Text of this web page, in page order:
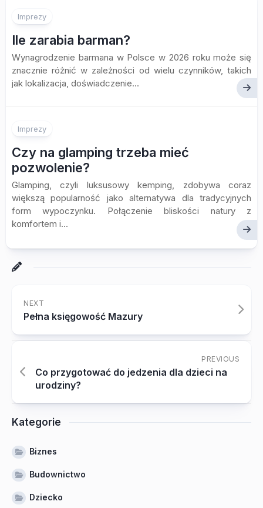
Imprezy
Ile zarabia barman?
Wynagrodzenie barmana w Polsce w 2026 roku może się
znacznie różnić w zależności od wielu czynników, takich
jak lokalizacja, doświadczenie...
Imprezy
Czy na glamping trzeba mieć
pozwolenie?
Glamping, czyli luksusowy kemping, zdobywa coraz
większą popularność jako alternatywa dla tradycyjnych
form wypoczynku. Połączenie bliskości natury z
komfortem i...
NEXT
Pełna księgowość Mazury
PREVIOUS
Co przygotować do jedzenia dla dzieci na
urodziny?
Kategorie
Biznes
Budownictwo
Dziecko